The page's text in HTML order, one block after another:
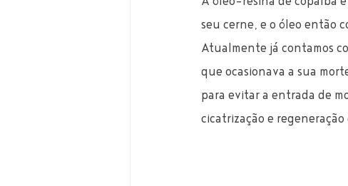
seu cerne, e o óleo então
Atualmente já contamos
que ocasionava a sua
para evitar a entrada de
cicatrização e